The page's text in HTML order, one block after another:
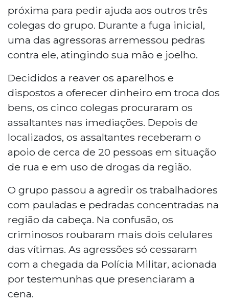
próxima para pedir ajuda aos outros três
colegas do grupo. Durante a fuga inicial,
uma das agressoras arremessou pedras
contra ele, atingindo sua mão e joelho.
Decididos a reaver os aparelhos e
dispostos a oferecer dinheiro em troca dos
bens, os cinco colegas procuraram os
assaltantes nas imediações. Depois de
localizados, os assaltantes receberam o
apoio de cerca de 20 pessoas em situação
de rua e em uso de drogas da região.
O grupo passou a agredir os trabalhadores
com pauladas e pedradas concentradas na
região da cabeça. Na confusão, os
criminosos roubaram mais dois celulares
das vítimas. As agressões só cessaram
com a chegada da Polícia Militar, acionada
por testemunhas que presenciaram a
cena.